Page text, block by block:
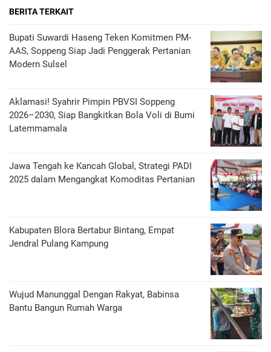
BERITA TERKAIT
Bupati Suwardi Haseng Teken Komitmen PM-
AAS, Soppeng Siap Jadi Penggerak Pertanian
Modern Sulsel
Aklamasi! Syahrir Pimpin PBVSI Soppeng
2026–2030, Siap Bangkitkan Bola Voli di Bumi
Latemmamala
Jawa Tengah ke Kancah Global, Strategi PADI
2025 dalam Mengangkat Komoditas Pertanian
Kabupaten Blora Bertabur Bintang, Empat
Jendral Pulang Kampung
Wujud Manunggal Dengan Rakyat, Babinsa
Bantu Bangun Rumah Warga